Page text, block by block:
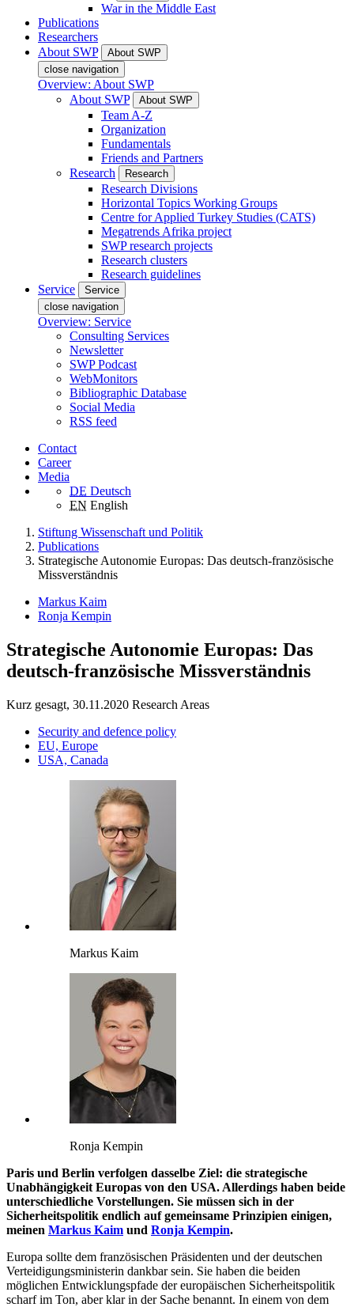
War in the Middle East
Publications
Researchers
About SWP
About SWP
close navigation
Overview: About SWP
About SWP
About SWP
Team A-Z
Organization
Fundamentals
Friends and Partners
Research
Research
Research Divisions
Horizontal Topics Working Groups
Centre for Applied Turkey Studies (CATS)
Megatrends Afrika project
SWP research projects
Research clusters
Research guidelines
Service
Service
close navigation
Overview: Service
Consulting Services
Newsletter
SWP Podcast
WebMonitors
Bibliographic Database
Social Media
RSS feed
Contact
Career
Media
DE Deutsch
EN English
Stiftung Wissenschaft und Politik
Publications
Strategische Autonomie Europas: Das deutsch-französische
Missverständnis
Markus Kaim
Ronja Kempin
Strategische Autonomie Europas: Das
deutsch-französische Missverständnis
Kurz gesagt, 30.11.2020 Research Areas
Security and defence policy
EU, Europe
USA, Canada
Markus Kaim
Ronja Kempin
Paris und Berlin verfolgen dasselbe Ziel: die strategische
Unabhängigkeit Europas von den USA. Allerdings haben beide
unterschiedliche Vorstellungen. Sie müssen sich in der
Sicherheitspolitik endlich auf gemeinsame Prinzipien einigen,
meinen Markus Kaim und Ronja Kempin.
Europa sollte dem französischen Präsidenten und der deutschen
Verteidigungsministerin dankbar sein. Sie haben die beiden
möglichen Entwicklungspfade der europäischen Sicherheitspolitik
scharf im Ton, aber klar in der Sache benannt. In einem von dem